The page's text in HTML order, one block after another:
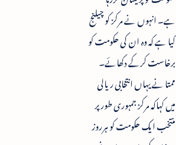
ہے۔ انہوں نے مرکز کو چیلنج
کیا ہے کہ وہ ان کی حکومت کو
برخاست کرکے دکھائے۔
ممتا نے یہاں انتخابی ریالی
میں کہاکہ مرکز جمہوری طورپر
منتخب ایک حکومت کو ہرروز